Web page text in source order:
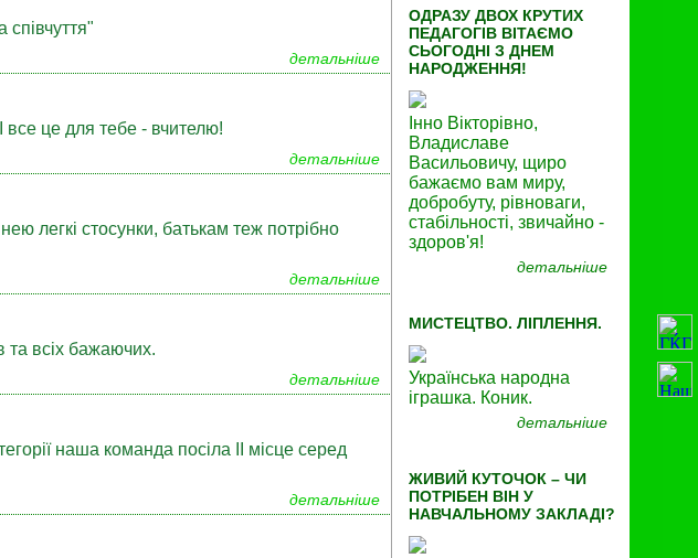
ОДРАЗУ ДВОХ КРУТИХ
ПЕДАГОГІВ ВІТАЄМО
СЬОГОДНІ З ДНЕМ
НАРОДЖЕННЯ!
Інно Вікторівно,
Владиславе
Васильовичу, щиро
бажаємо вам миру,
добробуту, рівноваги,
стабільності, звичайно -
здоров'я!
детальніше
МИСТЕЦТВО. ЛІПЛЕННЯ.
Українська народна
іграшка. Коник.
детальніше
ЖИВИЙ КУТОЧОК – ЧИ
ПОТРІБЕН ВІН У
НАВЧАЛЬНОМУ ЗАКЛАДІ?
детальніше
все це для тебе - вчителю!
детальніше
легкі стосунки, батькам теж потрібно
детальніше
та всіх бажаючих.
детальніше
наша команда посіла ІІ місце серед
детальніше